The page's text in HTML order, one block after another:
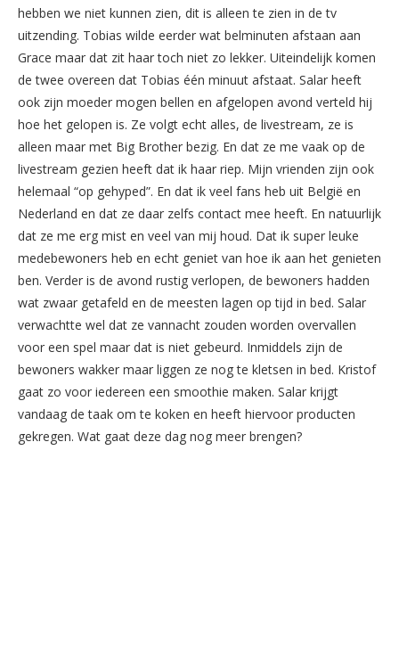
hebben we niet kunnen zien, dit is alleen te zien in de tv
uitzending. Tobias wilde eerder wat belminuten afstaan aan
Grace maar dat zit haar toch niet zo lekker. Uiteindelijk komen
de twee overeen dat Tobias één minuut afstaat. Salar heeft
ook zijn moeder mogen bellen en afgelopen avond verteld hij
hoe het gelopen is. Ze volgt echt alles, de livestream, ze is
alleen maar met Big Brother bezig. En dat ze me vaak op de
livestream gezien heeft dat ik haar riep. Mijn vrienden zijn ook
helemaal “op gehyped”. En dat ik veel fans heb uit België en
Nederland en dat ze daar zelfs contact mee heeft. En natuurlijk
dat ze me erg mist en veel van mij houd. Dat ik super leuke
medebewoners heb en echt geniet van hoe ik aan het genieten
ben. Verder is de avond rustig verlopen, de bewoners hadden
wat zwaar getafeld en de meesten lagen op tijd in bed. Salar
verwachtte wel dat ze vannacht zouden worden overvallen
voor een spel maar dat is niet gebeurd. Inmiddels zijn de
bewoners wakker maar liggen ze nog te kletsen in bed. Kristof
gaat zo voor iedereen een smoothie maken. Salar krijgt
vandaag de taak om te koken en heeft hiervoor producten
gekregen. Wat gaat deze dag nog meer brengen?